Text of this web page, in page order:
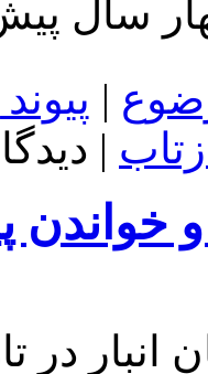
|
|
خواندن
تاریخ 14/12/